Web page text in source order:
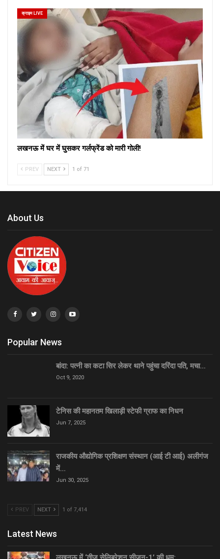
क्राइम LIVE
लखनऊ में घर में घुसकर गर्लफ्रेंड को मारी गोली!
PREV NEXT 1 of 71
About Us
Popular News
बांदा: पत्नी का कटा सिर लेकर थाने पहुंचा दरिंदा पति, मचा…
Oct 9, 2020
टेनिस की महानतम खिलाड़ी स्टेफी ग्राफ का निधन
Jun 7, 2025
राजकीय औद्योगिक प्रशिक्षण संस्थान (आई टी आई) अलीगंज
में…
Jun 30, 2025
PREV NEXT 1 of 7,414
Latest News